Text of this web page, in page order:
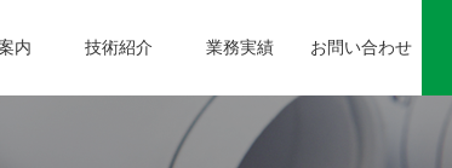
内 技術紹介 業務実績 お問い合わせ